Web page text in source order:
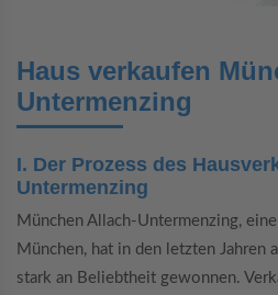
Haus verkaufen
Untermenzing
I. Der Prozess des
Untermenzing
München Allach-Untermenzing,
München, hat in den letzten Jahren
stark an Beliebtheit gewonnen.